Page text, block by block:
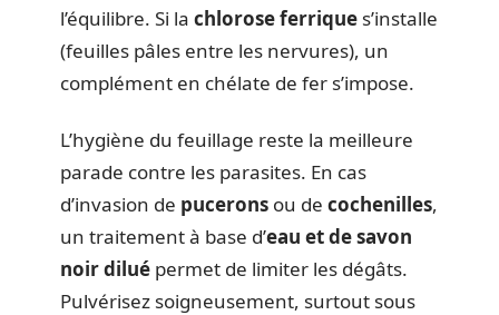
l’équilibre. Si la chlorose ferrique s’installe
(feuilles pâles entre les nervures), un
complément en chélate de fer s’impose.
L’hygiène du feuillage reste la meilleure
parade contre les parasites. En cas
d’invasion de pucerons ou de cochenilles,
un traitement à base d’eau et de savon
noir dilué permet de limiter les dégâts.
Pulvérisez soigneusement, surtout sous